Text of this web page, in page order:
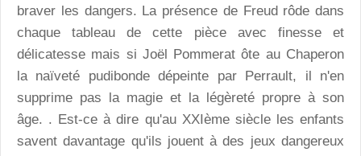
braver les dangers. La présence de Freud rôde dans
chaque tableau de cette pièce avec finesse et
délicatesse mais si Joël Pommerat ôte au Chaperon
la naïveté pudibonde dépeinte par Perrault, il n'en
supprime pas la magie et la légèreté propre à son
âge. . Est-ce à dire qu'au XXIème siècle les enfants
savent davantage qu'ils jouent à des jeux dangereux